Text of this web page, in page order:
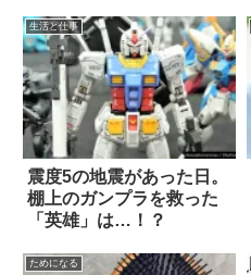
生活と仕事
震度5の地震があった日。
棚上のガンプラを救った
「英雄」は…！？
ためになる